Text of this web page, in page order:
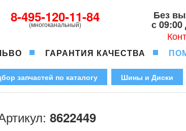
8-495-120-11-84
(многоканальный)
Без
с 09:00
ГАРАНТИЯ КАЧЕСТВА
запчастей по каталогу Шины и Диски
8622449